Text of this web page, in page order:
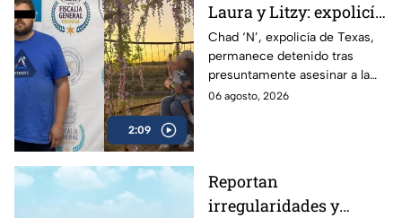
2:09
Laura y Litzy: expolicía
de Texas permanece
detenido por
multihomicidio en
Saltillo
Chad ‘N’, expolicía de Texas,
permanece detenido tras
presuntamente asesinar a la
familia de su expareja en
06 agosto, 2026
Reportan
irregularidades y